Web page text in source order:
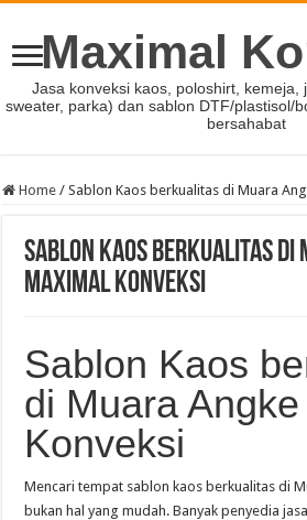
Maximal
Jasa konveksi kaos, poloshirt, kemeja,
sweater, parka) dan sablon DTF/plastisol/
bersahabat
Home / Sablon Kaos berkualitas di Muara
Sablon Kaos berkualitas di
Maximal Konveksi
Sablon Kaos
di Muara
Konveksi
Mencari tempat sablon kaos berkualitas di
bukan hal yang mudah. Banyak penyedia